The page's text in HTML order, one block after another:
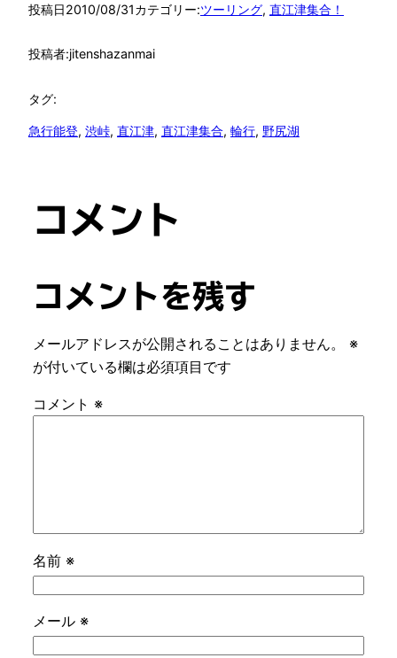
投稿日2010/08/31カテゴリー:ツーリング, 直江津集合！
投稿者:jitenshazanmai
タグ:
急行能登, 渋峠, 直江津, 直江津集合, 輪行, 野尻湖
コメント
コメントを残す
メールアドレスが公開されることはありません。
※
が付いている欄は必須項目です
コメント ※
名前 ※
メール ※